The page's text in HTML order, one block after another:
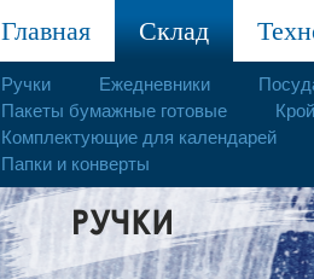
Главная Склад
Ручки Ежедневники
Пакеты бумажные готовые
Комплектующие для календарей
Папки и конверты